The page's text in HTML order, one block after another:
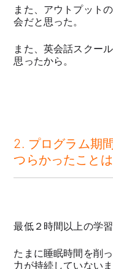
また、アウトプット
会だと思った。
また、英会話スクー
思ったから。
2. プログラム期
つらかったこと
最低２時間以上の学習
たまに睡眠時間を削
力が持続していない